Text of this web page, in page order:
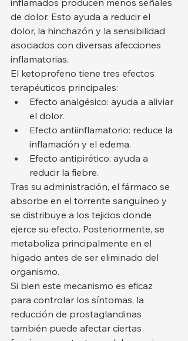
inflamados producen menos señales
de dolor. Esto ayuda a reducir el
dolor, la hinchazón y la sensibilidad
asociados con diversas afecciones
inflamatorias.
El ketoprofeno tiene tres efectos
terapéuticos principales:
Efecto analgésico: ayuda a aliviar
el dolor.
Efecto antiinflamatorio: reduce la
inflamación y el edema.
Efecto antipirético: ayuda a
reducir la fiebre.
Tras su administración, el fármaco se
absorbe en el torrente sanguíneo y
se distribuye a los tejidos donde
ejerce su efecto. Posteriormente, se
metaboliza principalmente en el
hígado antes de ser eliminado del
organismo.
Si bien este mecanismo es eficaz
para controlar los síntomas, la
reducción de prostaglandinas
también puede afectar ciertas